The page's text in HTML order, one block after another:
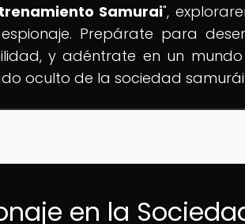
Samurai",
Prepárate para
y adéntrate en un
oculto de la sociedad
en la